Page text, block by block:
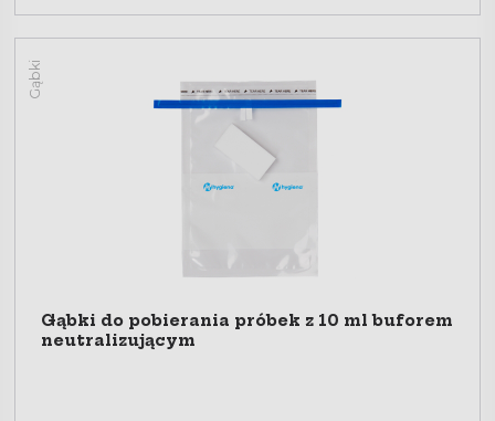
Gąbki do pobierania próbek z 10 ml buforem
neutralizującym
Gąbki